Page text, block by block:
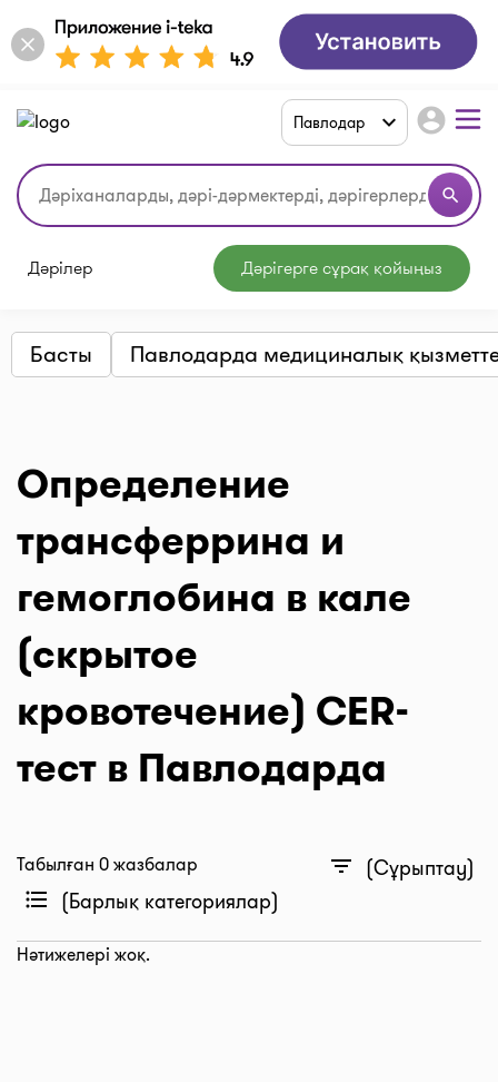
search
Павлодар account_circle
Дәрілер Дәрігерге сұрақ қойыңыз
Басты Павлодарда медициналық
Определение
трансферрина и
гемоглобина в кале
(скрытое
кровотечение) CER-
тест в Павлодарда
Табылған 0 жазбалар filter_list (Сұрыптау)
format_list_bulleted (Барлық категориялар)
Нәтижелері жоқ.